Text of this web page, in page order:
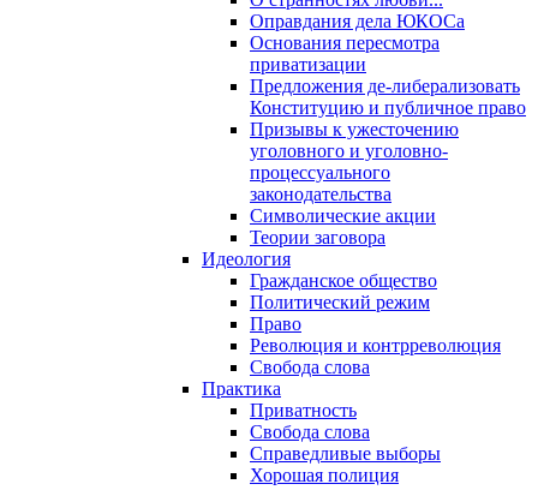
Оправдания дела ЮКОСа
Основания пересмотра
приватизации
Предложения де-либерализовать
Конституцию и публичное право
Призывы к ужесточению
уголовного и уголовно-
процессуального
законодательства
Символические акции
Теории заговора
Идеология
Гражданское общество
Политический режим
Право
Революция и контрреволюция
Свобода слова
Практика
Приватность
Свобода слова
Справедливые выборы
Хорошая полиция